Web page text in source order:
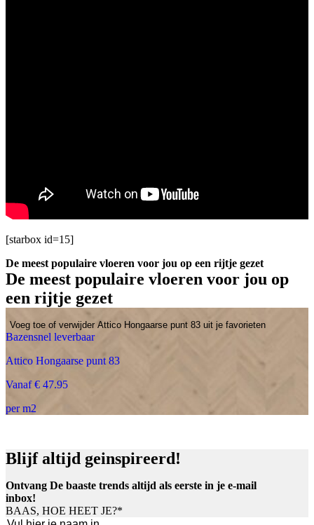
[starbox id=15]
De meest populaire vloeren voor jou op een rijtje gezet
De meest populaire vloeren voor jou op
een rijtje gezet
Voeg toe of verwijder Attico Hongaarse punt 83 uit je favorieten
Bazensnel leverbaar
Attico Hongaarse punt 83
Vanaf € 47.95
per m2
Blijf altijd geinspireerd!
Ontvang De baaste trends altijd als eerste in je e-mail
inbox!
BAAS, HOE HEET JE?*